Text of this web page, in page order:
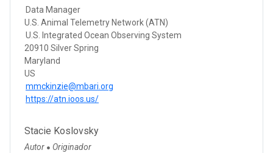
Data Manager
U.S. Animal Telemetry Network (ATN)
U.S. Integrated Ocean Observing System
20910 Silver Spring
Maryland
US
mmckinzie@mbari.org
https://atn.ioos.us/
Stacie Koslovsky
Autor ● Originador